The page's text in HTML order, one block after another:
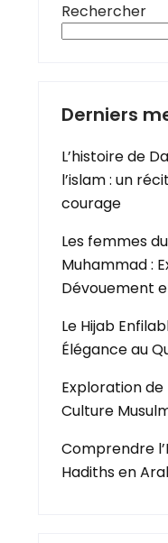
Rechercher
Derniers
L’histoire de
l’islam : un
courage
Les femmes
Muhammad :
Dévouement
Le Hijab
Élégance au
Exploration de
Culture
Comprendre
Hadiths en